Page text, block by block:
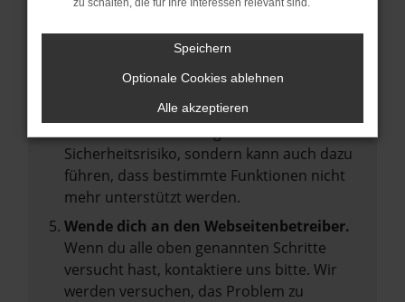
vorübergehende Probleme zu beheben.
Betriebssystem auf dem neuesten Stand
Veraltete Software birgt nicht nur ein
Sicherheitsrisiko, sondern kann auch dazu
führen, dass bestimmte Funktionen nicht
mehr unterstützt werden.
Wende dich an den Webseitenbetreiber.
Wenn du alle oben genannten Schritte
versucht hast, kontaktiere uns bitte. Wir
werden versuchen, das Problem zu
zu schalten, die für Ihre Interessen relevant sind.
Speichern
Optionale Cookies ablehnen
Alle akzeptieren